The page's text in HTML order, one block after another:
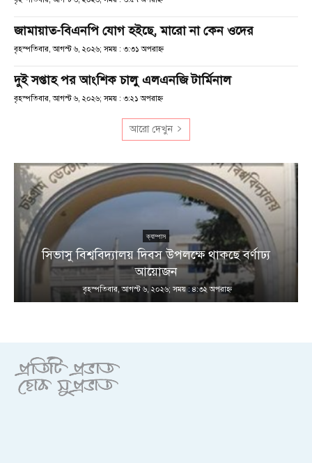
জামায়াত-বিএনপি যোগ হইছে, মারো না কেন ওদের
বৃহস্পতিবার, আগস্ট ৬, ২০২৬; সময় : ৩:৩১ অপরাহ্ণ
দুই সপ্তাহ পর আংশিক চালু এলএনজি টার্মিনাল
বৃহস্পতিবার, আগস্ট ৬, ২০২৬; সময় : ৩:২১ অপরাহ্ণ
আরো দেখুন
ক্যাম্পাস
সিভাসু বিশ্ববিদ্যালয় দিবস উপলক্ষে থাকছে বর্ণাঢ্য
আয়োজন
বৃহস্পতিবার, আগস্ট ৬, ২০২৬; সময় : ৪:৩২ অপরাহ্ণ